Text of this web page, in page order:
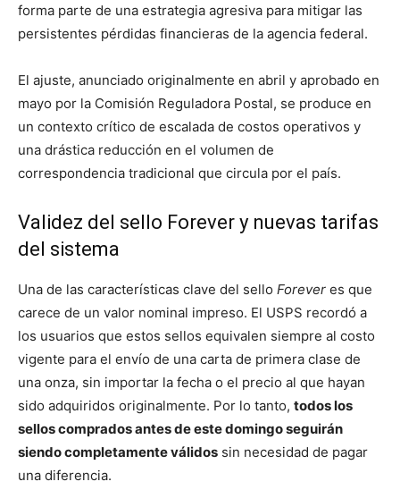
forma parte de una estrategia agresiva para mitigar las
persistentes pérdidas financieras de la agencia federal.
El ajuste, anunciado originalmente en abril y aprobado en
mayo por la Comisión Reguladora Postal, se produce en
un contexto crítico de escalada de costos operativos y
una drástica reducción en el volumen de
correspondencia tradicional que circula por el país.
Validez del sello Forever y nuevas tarifas
del sistema
Una de las características clave del sello Forever es que
carece de un valor nominal impreso. El USPS recordó a
los usuarios que estos sellos equivalen siempre al costo
vigente para el envío de una carta de primera clase de
una onza, sin importar la fecha o el precio al que hayan
sido adquiridos originalmente. Por lo tanto, todos los
sellos comprados antes de este domingo seguirán
siendo completamente válidos sin necesidad de pagar
una diferencia.